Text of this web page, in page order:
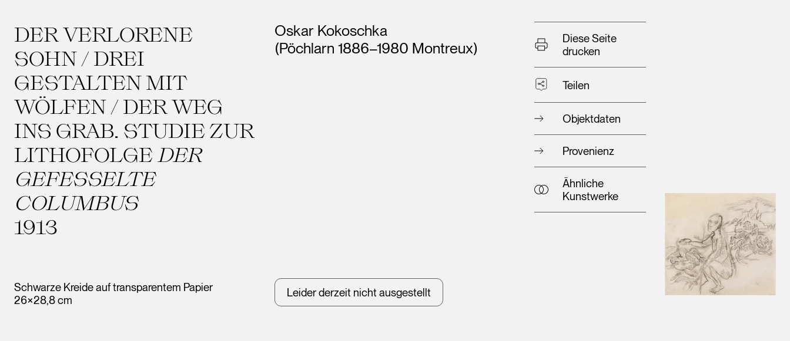
DER VERLORENE
SOHN / DREI
GESTALTEN MIT
WÖLFEN / DER WEG
INS GRAB. STUDIE ZUR
LITHOFOLGE DER
GEFESSELTE
COLUMBUS
1913
Schwarze Kreide auf transparentem Papier
26×28,8 cm
Künstler*innen
Oskar Kokoschka
(Pöchlarn 1886–1980 Montreux)
Leider derzeit nicht ausgestellt
Diese Seite
drucken
Teilen
Objektdaten
Provenienz
Ähnliche
Kunstwerke